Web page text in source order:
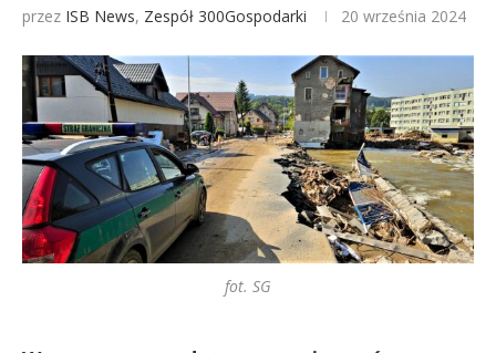
przez ISB News, Zespół 300Gospodarki 20 września 2024
fot. SG